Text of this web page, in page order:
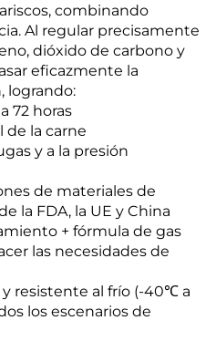
combinando
Al regular precisamente
dióxido de carbono y
eficazmente la
logrando:
72 horas
de la carne
y a la presión
de materiales de
la FDA, la UE y China
+ fórmula de gas
las necesidades de
resistente al frío (-40℃ a
los escenarios de